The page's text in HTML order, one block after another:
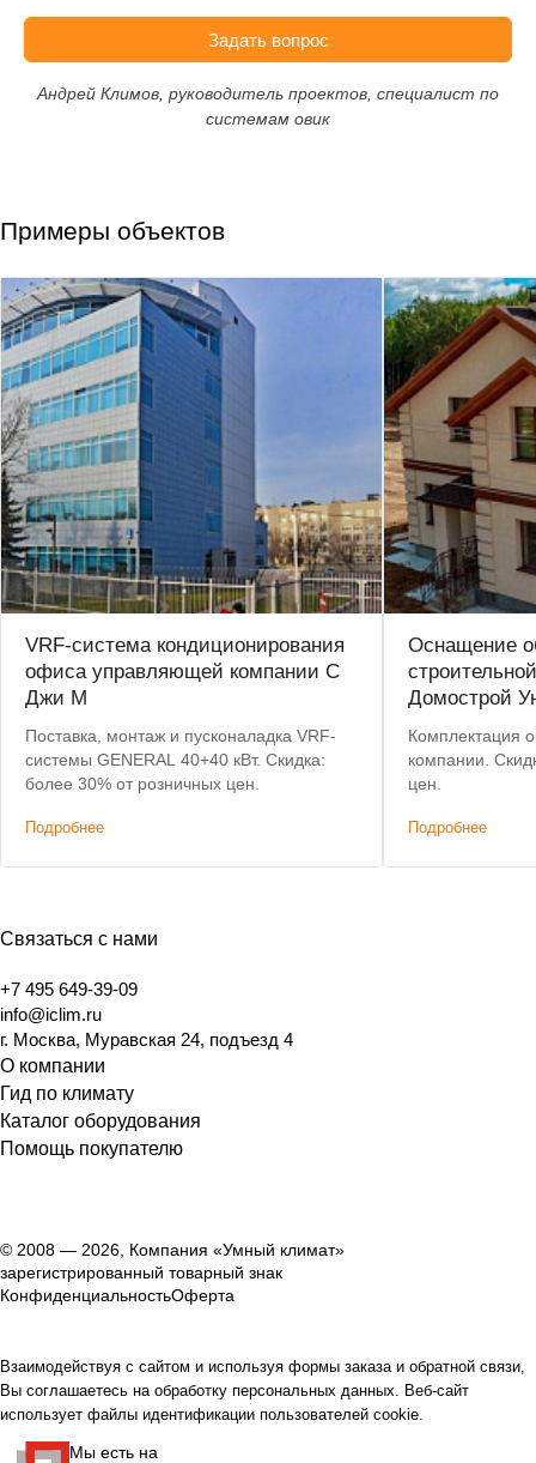
Задать вопрос
Андрей Климов, руководитель проектов, специалист по
системам овик
Примеры объектов
VRF-система кондиционирования
офиса управляющей компании С
Джи М
Поставка, монтаж и пусконаладка VRF-
системы GENERAL 40+40 кВт. Скидка:
более 30% от розничных цен.
Подробнее
Оснащение
Домострой
Комплектация
компании.
цен.
Подробнее
Связаться с нами
+7 495 649-39-09
info@iclim.ru
г. Москва, Муравская 24, подъезд 4
О компании
Гид по климату
Каталог оборудования
Помощь покупателю
© 2008 — 2026, Компания «Умный климат»
зарегистрированный товарный знак
КонфиденциальностьОферта
Взаимодействуя с сайтом и используя формы заказа и обратной связи,
Вы соглашаетесь на обработку персональных данных. Веб-сайт
использует файлы идентификации пользователей cookie.
Мы есть на